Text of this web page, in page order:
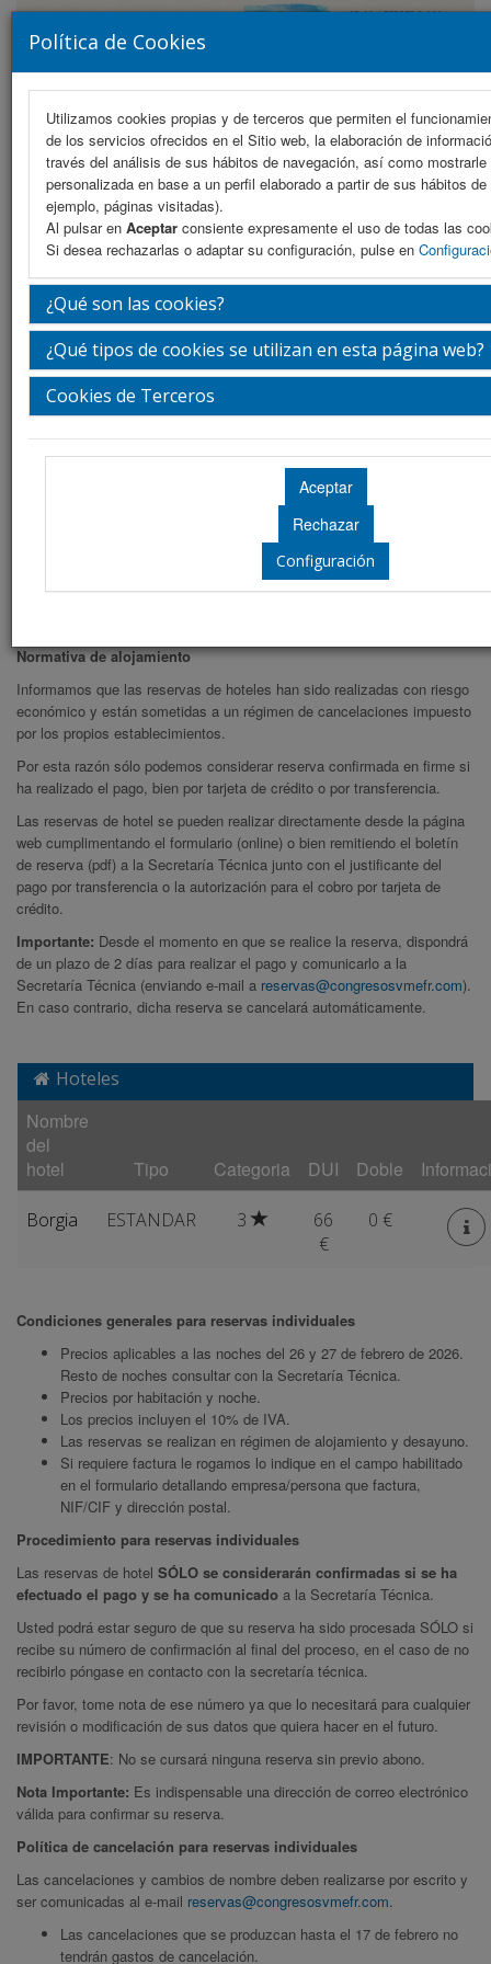
Política de Cookies
Utilizamos cookies propias y de terceros que permiten el
de los servicios ofrecidos en el Sitio web, la elaboración de
través del análisis de sus hábitos de navegación, así como mostrarle
personalizada en base a un perfil elaborado a partir de sus hábitos
ejemplo, páginas visitadas).
Al pulsar en Aceptar consiente expresamente el uso de todas las
Si desea rechazarlas o adaptar su configuración, pulse en
¿Qué son las cookies?
¿Qué tipos de cookies se utilizan en esta página web?
Cookies de Terceros
Configuración
MENU
Warning
: Undefined array key "subSeccion" in
/var/www/vhosts/congresosvmefr.com/httpdocs/subMenus/
on line5
Información de reservas
Warning: Undefined array key "subSeccion" in
/var/www/vhosts/congresosvmefr.com/httpdocs/subMenus/
on line19
Warning: Undefined array key "subSeccion" in
/var/www/vhosts/congresosvmefr.com/httpdocs/subMenus/
Información de reservas
Normativa de alojamiento
Informamos que las reservas de hoteles han sido realizadas con riesgo
económico y están sometidas a un régimen de cancelaciones impuesto
por los propios establecimientos.
Por esta razón sólo podemos considerar reserva confirmada en firme si
ha realizado el pago, bien por tarjeta de crédito o por transferencia.
Las reservas de hotel se pueden realizar directamente desde la página
web cumplimentando el formulario (online) o bien remitiendo el boletín
de reserva (pdf) a la Secretaría Técnica junto con el justificante del
pago por transferencia o la autorización para el cobro por tarjeta de
crédito.
Importante: Desde el momento en que se realice la reserva, dispondrá
de un plazo de 2 días para realizar el pago y comunicarlo a la
Secretaría Técnica (enviando e-mail a reservas@congresosvmefr.com).
En caso contrario, dicha reserva se cancelará automáticamente.
Hoteles
Nombre
del
hotel
Tipo Categoria DUI Doble
Borgia ESTANDAR 3
66
€
0 €
Condiciones generales para reservas individuales
Precios aplicables a las noches del 26 y 27 de febrero de 2026.
Resto de noches consultar con la Secretaría Técnica.
Precios por habitación y noche.
Los precios incluyen el 10% de IVA.
Las reservas se realizan en régimen de alojamiento y desayuno.
Si requiere factura le rogamos lo indique en el campo habilitado
en el formulario detallando empresa/persona que factura,
NIF/CIF y dirección postal.
Procedimiento para reservas individuales
Las reservas de hotel SÓLO se considerarán confirmadas si se ha
efectuado el pago y se ha comunicado a la Secretaría Técnica.
Usted podrá estar seguro de que su reserva ha sido procesada SÓLO si
recibe su número de confirmación al final del proceso, en el caso de no
recibirlo póngase en contacto con la secretaría técnica.
Por favor, tome nota de ese número ya que lo necesitará para cualquier
revisión o modificación de sus datos que quiera hacer en el futuro.
IMPORTANTE: No se cursará ninguna reserva sin previo abono.
Nota Importante: Es indispensable una dirección de correo electrónico
válida para confirmar su reserva.
Política de cancelación para reservas individuales
Las cancelaciones y cambios de nombre deben realizarse por escrito y
ser comunicadas al e-mail reservas@congresosvmefr.com.
Las cancelaciones que se produzcan hasta el 17 de febrero no
tendrán gastos de cancelación.